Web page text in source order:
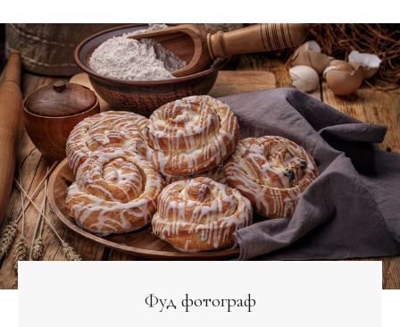
Фуд фотограф